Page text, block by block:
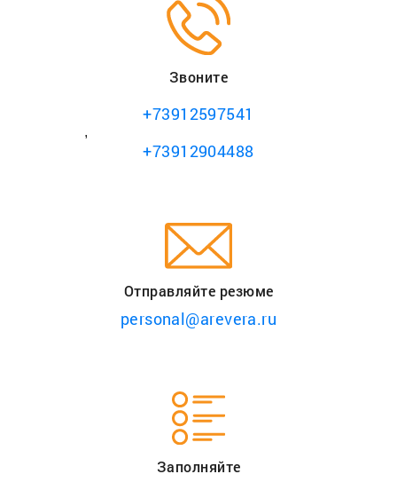
Звоните
+73912597541
,
+73912904488
Отправляйте резюме
personal@arevera.ru
Заполняйте